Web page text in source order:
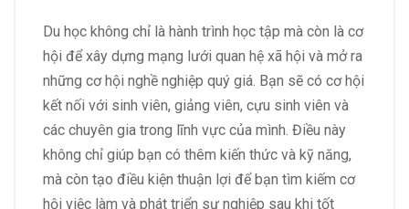
Du học không chỉ là hành trình học tập mà còn là cơ
hội để xây dựng mạng lưới quan hệ xã hội và mở ra
những cơ hội nghề nghiệp quý giá. Bạn sẽ có cơ hội
kết nối với sinh viên, giảng viên, cựu sinh viên và
các chuyên gia trong lĩnh vực của mình. Điều này
không chỉ giúp bạn có thêm kiến thức và kỹ năng,
mà còn tạo điều kiện thuận lợi để bạn tìm kiếm cơ
hội việc làm và phát triển sự nghiệp sau khi tốt